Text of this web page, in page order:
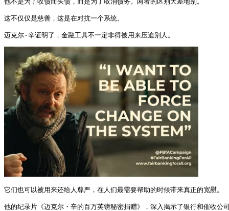
这不仅仅是慈善，这是在对抗一个系统。
迈克尔·辛证明了，金融工具不一定非得被用来压迫别人。
它们也可以被用来还给人尊严，在人们最需要帮助的时候带来真正的宽慰。
他的纪录片《迈克尔・辛的百万英镑秘密捐赠》，深入揭示了银行和催收